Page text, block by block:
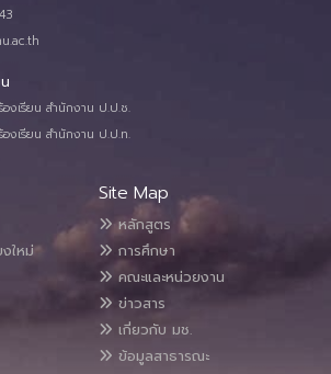
องเรียน สำนักงาน ป.ป.ช.
องเรียน สำนักงาน ป.ป.ท.
ใหม่
Site Map
หลักสูตร
การศึกษา
คณะและหน่วยงาน
ข่าวสาร
เกี่ยวกับ มช.
ข้อมูลสาธารณะ